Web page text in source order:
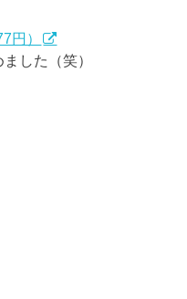
円）
した（笑）